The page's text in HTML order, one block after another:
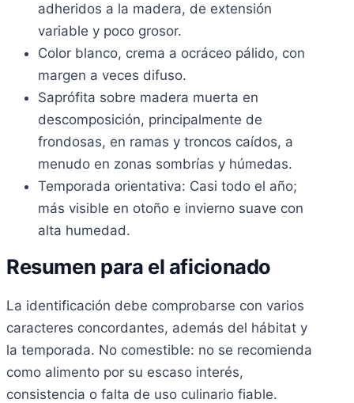
adheridos a la madera, de extensión
variable y poco grosor.
Color blanco, crema a ocráceo pálido, con
margen a veces difuso.
Saprófita sobre madera muerta en
descomposición, principalmente de
frondosas, en ramas y troncos caídos, a
menudo en zonas sombrías y húmedas.
Temporada orientativa: Casi todo el año;
más visible en otoño e invierno suave con
alta humedad.
Resumen para el aficionado
La identificación debe comprobarse con varios
caracteres concordantes, además del hábitat y
la temporada. No comestible: no se recomienda
como alimento por su escaso interés,
consistencia o falta de uso culinario fiable.